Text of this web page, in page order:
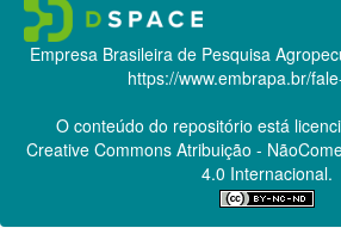
Empresa Brasileira de Pesquisa
https://www.embrapa.br/
O conteúdo do repositório está
Creative CommonsAtribuição -
4.0 Internacional.